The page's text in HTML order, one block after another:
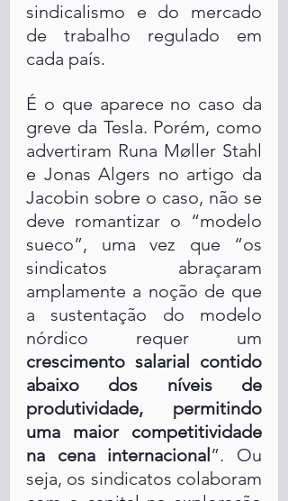
sindicalismo e do mercado
de trabalho regulado em
cada país.
É o que aparece no caso da
greve da Tesla. Porém, como
advertiram Runa Møller Stahl
e Jonas Algers no artigo da
Jacobin sobre o caso, não se
deve romantizar o “modelo
sueco”, uma vez que “os
sindicatos abraçaram
amplamente a noção de que
a sustentação do modelo
crescimento salarial contido
abaixo dos níveis de
produtividade, permitindo
uma maior competitividade
na cena internacional”. Ou
seja, os sindicatos colaboram